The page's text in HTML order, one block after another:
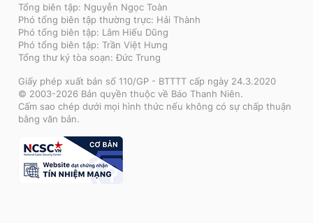
Tổng biên tập: Nguyễn Ngọc Toàn
Phó tổng biên tập thường trực: Hải Thành
Phó tổng biên tập: Lâm Hiếu Dũng
Phó tổng biên tập: Trần Việt Hưng
Tổng thư ký tòa soạn: Đức Trung
Giấy phép xuất bản số 110/GP - BTTTT cấp ngày 24.3.2020
© 2003-2026 Bản quyền thuộc về Báo Thanh Niên.
Cấm sao chép dưới mọi hình thức nếu không có sự chấp thuận
bằng văn bản.